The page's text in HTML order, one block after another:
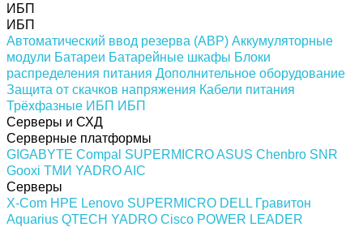
ИБП
ИБП
Автоматический ввод резерва (АВР) Аккумуляторные
модули Батареи Батарейные шкафы Блоки
распределения питания Дополнительное оборудование
Защита от скачков напряжения Кабели питания
Трёхфазные ИБП ИБП
Серверы и СХД
Серверные платформы
GIGABYTE Compal SUPERMICROASUS Chenbro SNR
Gooxi ТМИ YADROAIC
Серверы
X-Com HPE Lenovo SUPERMICRO DELL Гравитон
Aquarius QTECH YADRO Cisco POWER LEADER